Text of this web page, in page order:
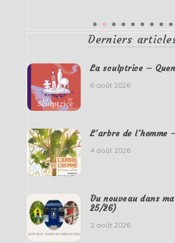
Derniers
La sculptrice –
6 août 2026
L’arbre de
4 août 2026
Du nouveau dans
25/26)
2 août 2026